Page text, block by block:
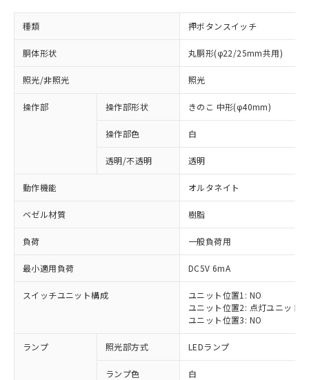
種類 押ボタンスイッチ
胴体形状 丸胴形(φ22/25mm共用)
照光/非照光 照光
操作部 操作部形状 きのこ 中形(φ40mm)
操作部色 白
透明/不透明 透明
動作機能 オルタネイト
ベゼル材質 樹脂
負荷 一般負荷用
最小適用負荷 DC5V 6mA
スイッチユニット構成
ユニット位置1: NO
ユニット位置2: 点灯ユニット
ユニット位置3: NO
ランプ 照光部方式 LEDランプ
ランプ色 白